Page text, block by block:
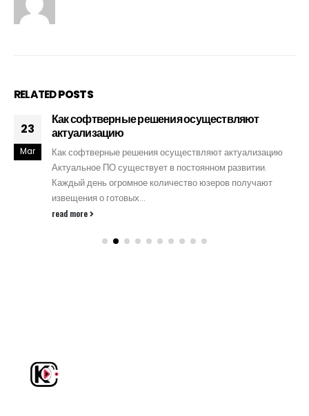
RELATEDPOSTS
23
Mar
Как софтверные решения осуществляют
актуализацию
Как софтверные решения осуществляют актуализацию
Актуальное ПО существует в постоянном развитии.
Каждый день огромное количество юзеров получают
извещения о готовых...
read more